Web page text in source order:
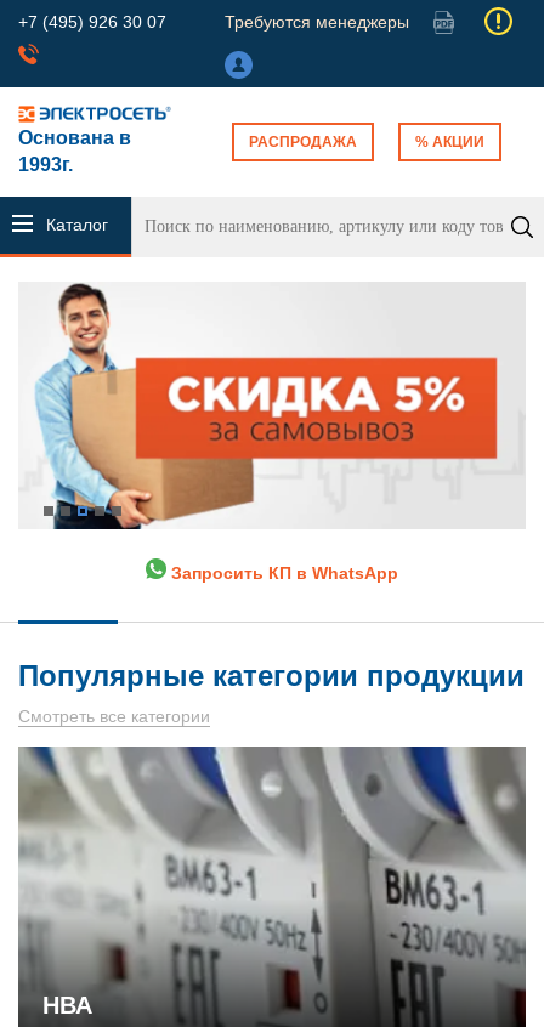
+7 (495) 926 30 07 Требуются менеджеры
Основана в
1993г.
РАСПРОДАЖА % АКЦИИ
Каталог
продукции
Запросить КП в WhatsApp
Популярные категории продукции
Смотреть все категории
НВА